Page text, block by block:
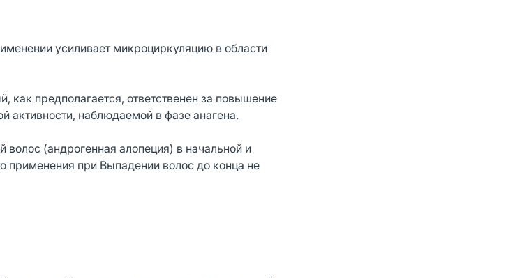
усиливает микроциркуляцию в области
предполагается, ответственен за повышение
активности, наблюдаемой в фазе анагена.
волос (андрогенная алопеция) в начальной и
применения при Выпадении волос до конца не